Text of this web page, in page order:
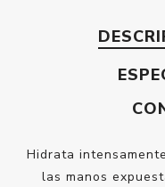
Hidrata
las manos